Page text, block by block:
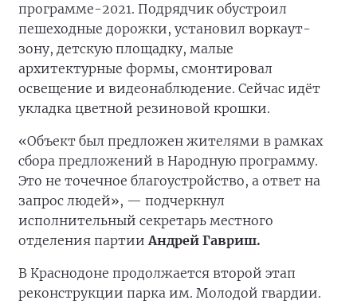
программе-2021. Подрядчик обустроил
пешеходные дорожки, установил воркаут-
зону, детскую площадку, малые
архитектурные формы, смонтировал
освещение и видеонаблюдение. Сейчас идёт
укладка цветной резиновой крошки.
«Объект был предложен жителями в рамках
сбора предложений в Народную программу.
Это не точечное благоустройство, а ответ на
запрос людей», — подчеркнул
исполнительный секретарь местного
отделения партииАндрей Гавриш.
В Краснодоне продолжается второй этап
реконструкции парка им. Молодой гвардии.